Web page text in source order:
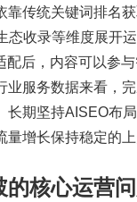
靠传统关键词排名
态收录等维度展开
后，内容可以参
服务数据来看，
长期坚持AISEO布
量增长保持稳定的
的核心运营